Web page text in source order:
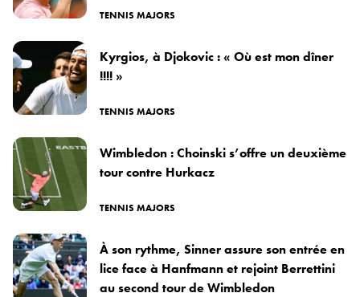
TENNIS MAJORS
Kyrgios, à Djokovic : « Où est mon dîner
!!!! »
TENNIS MAJORS
Wimbledon : Choinski s’offre un deuxième
tour contre Hurkacz
TENNIS MAJORS
À son rythme, Sinner assure son entrée en
lice face à Hanfmann et rejoint Berrettini
au second tour de Wimbledon